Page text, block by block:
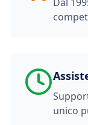
unico